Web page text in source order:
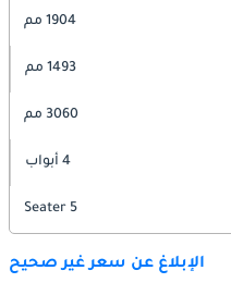
1904 مم
1493 مم
3060 مم
4 أبواب
5 Seater
الإبلاغ عن سعر غير صحيح